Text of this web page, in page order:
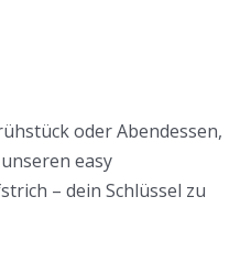
oder Abendessen,
easy
– dein Schlüssel zu